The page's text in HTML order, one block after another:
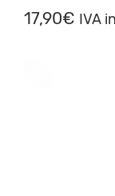
17,90€ IVA